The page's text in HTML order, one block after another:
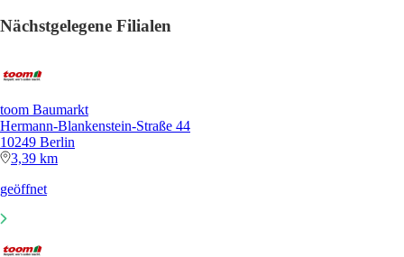
Nächstgelegene Filialen
toom Baumarkt
Hermann-Blankenstein-Straße 44
10249 Berlin
3,39 km
geöffnet